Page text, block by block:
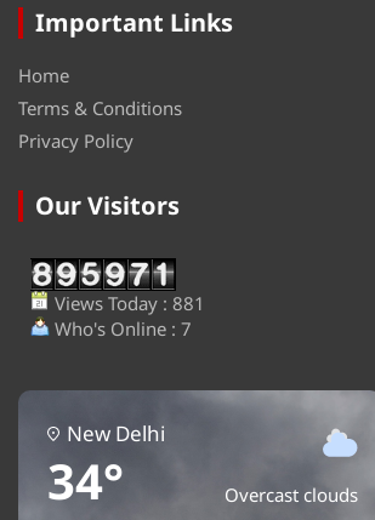
Important Links
Home
Terms & Conditions
Privacy Policy
Our Visitors
Views Today : 881
Who's Online : 7
New Delhi
34° Overcast clouds